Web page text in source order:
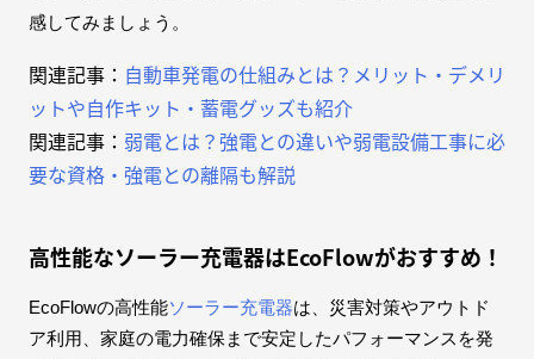
感してみましょう。
関連記事： 自動車発電の仕組みとは？メリット・デメリ
ットや自作キット・蓄電グッズも紹介
関連記事： 弱電とは？強電との違いや弱電設備工事に必
要な資格・強電との離隔も解説
高性能なソーラー充電器はEcoFlowがおすすめ！
EcoFlowの高性能ソーラー充電器は、災害対策やアウトド
ア利用、家庭の電力確保まで安定したパフォーマンスを発